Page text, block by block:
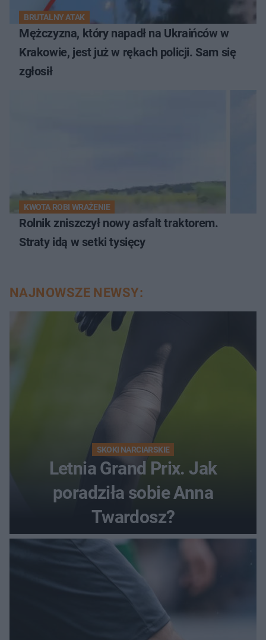
BRUTALNY ATAK
Mężczyzna, który napadł na Ukraińców w
Krakowie, jest już w rękach policji. Sam się
zgłosił
KWOTA ROBI WRAŻENIE
Rolnik zniszczył nowy asfalt traktorem.
Straty idą w setki tysięcy
NAJNOWSZE NEWSY:
SKOKI NARCIARSKIE
Letnia Grand Prix. Jak
poradziła sobie Anna
Twardosz?